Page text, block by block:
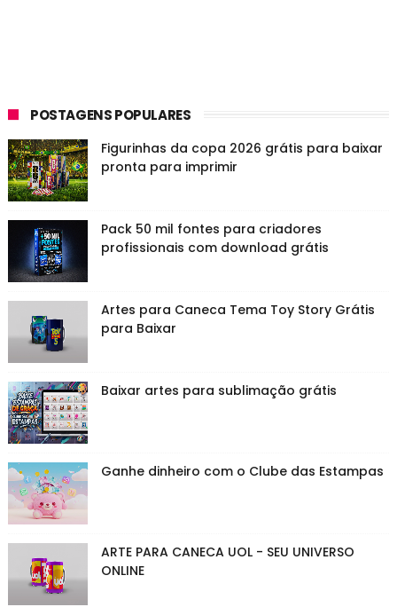
POSTAGENS POPULARES
Figurinhas da copa 2026 grátis para baixar
pronta para imprimir
Pack 50 mil fontes para criadores
profissionais com download grátis
Artes para Caneca Tema Toy Story Grátis
para Baixar
Baixar artes para sublimação grátis
Ganhe dinheiro com o Clube das Estampas
ARTE PARA CANECA UOL - SEU UNIVERSO
ONLINE